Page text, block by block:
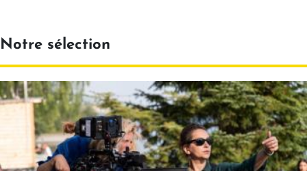
Notre sélection